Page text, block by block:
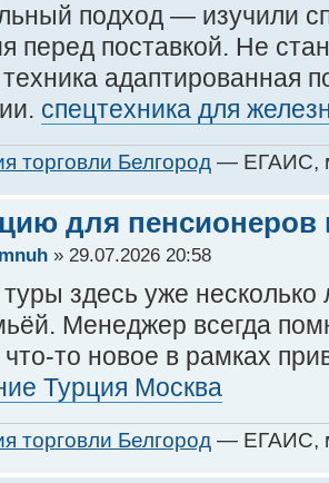
подход — изучили
перед поставкой. Не
техника адаптированная
спецтехника для
торговли Белгород — ЕГАИС,
для
» 29.07.2026 20:58
здесь уже несколько
Менеджер всегда
что-то новое в рамках
Турция Москва
торговли Белгород — ЕГАИС,